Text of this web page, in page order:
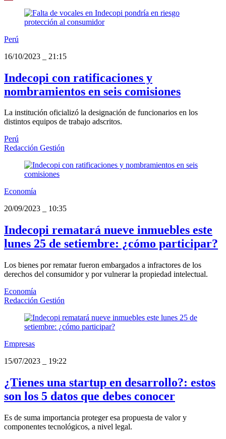
Perú
16/10/2023
21:15
Indecopi con ratificaciones y
nombramientos en seis comisiones
La institución oficializó la designación de funcionarios en los
distintos equipos de trabajo adscritos.
Perú
Redacción Gestión
Economía
20/09/2023
10:35
Indecopi rematará nueve inmuebles este
lunes 25 de setiembre: ¿cómo participar?
Los bienes por rematar fueron embargados a infractores de los
derechos del consumidor y por vulnerar la propiedad intelectual.
Economía
Redacción Gestión
Empresas
15/07/2023
19:22
¿Tienes una startup en desarrollo?: estos
son los 5 datos que debes conocer
Es de suma importancia proteger esa propuesta de valor y
componentes tecnológicos, a nivel legal.